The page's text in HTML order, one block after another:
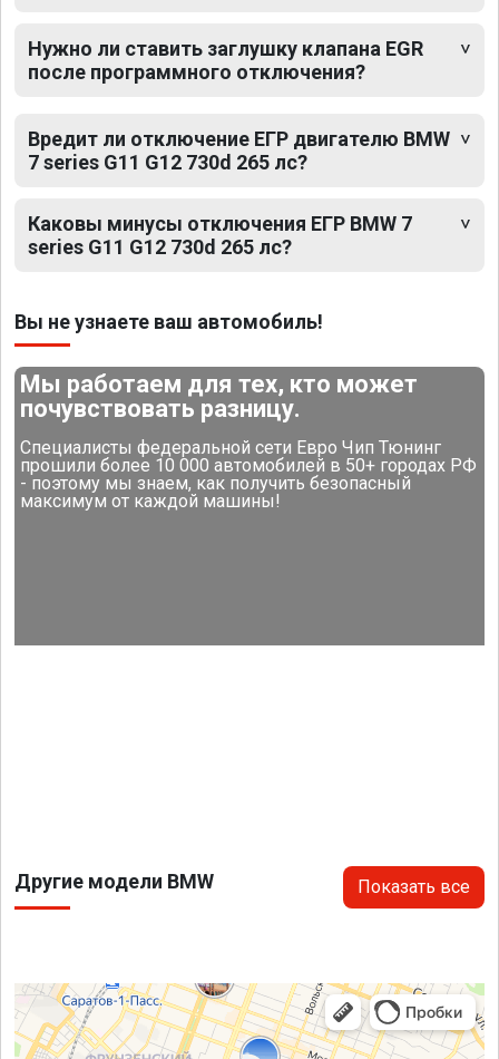
Нужно ли ставить заглушку клапана EGR
после программного отключения?
Вредит ли отключение ЕГР двигателю BMW
7 series G11 G12 730d 265 лс?
Каковы минусы отключения ЕГР BMW 7
series G11 G12 730d 265 лс?
Вы не узнаете ваш автомобиль!
Мы работаем для тех, кто может
почувствовать разницу.
Специалисты федеральной сети Евро Чип Тюнинг
прошили более 10 000 автомобилей в 50+ городах РФ
- поэтому мы знаем, как получить безопасный
максимум от каждой машины!
Другие модели BMW Показать все